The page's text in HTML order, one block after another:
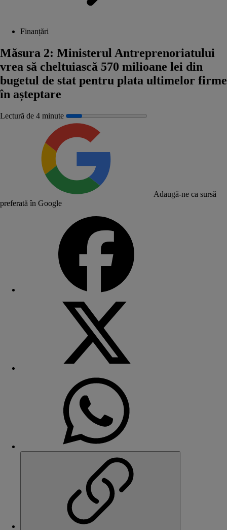
Finanțări
Măsura 2: Ministerul Antreprenoriatului
vrea să cheltuiască 570 milioane lei din
bugetul de stat pentru plata ultimelor firme
în așteptare
Lectură de 4 minute
Adaugă-ne ca sursă
preferată în Google